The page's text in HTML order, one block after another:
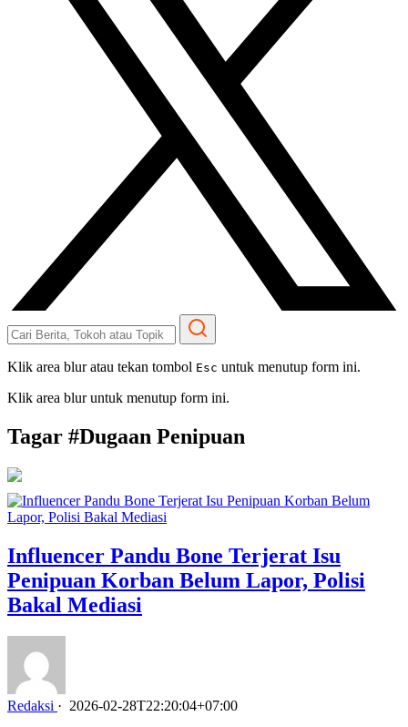
Klik area blur atau tekan tombol Esc untuk menutup form ini.
Klik area blur untuk menutup form ini.
Tagar #Dugaan Penipuan
Influencer Pandu Bone Terjerat Isu
Penipuan Korban Belum Lapor, Polisi
Bakal Mediasi
Redaksi · 2026-02-28T22:20:04+07:00